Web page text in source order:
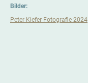
Bilder:
Peter Kiefer Fotografie 2024